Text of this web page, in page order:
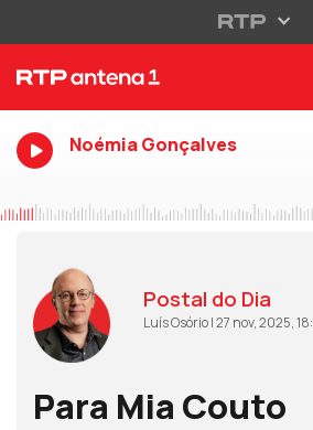
Noémia Gonçalves
Postal do Dia
Luís Osório | 27 nov, 2025,
Para Mia Couto